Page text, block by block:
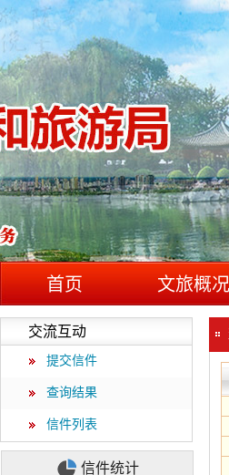
首页 文旅概况
交流互动
提交信件
查询结果
信件列表
信件统计